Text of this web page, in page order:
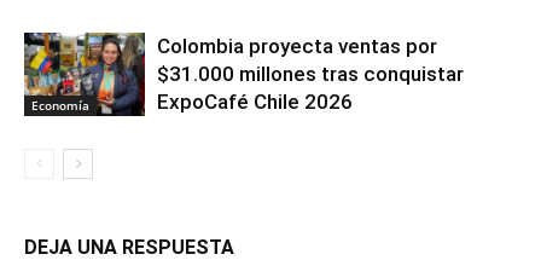
Economía
Colombia proyecta ventas por
$31.000 millones tras conquistar
ExpoCafé Chile 2026
DEJA UNA RESPUESTA